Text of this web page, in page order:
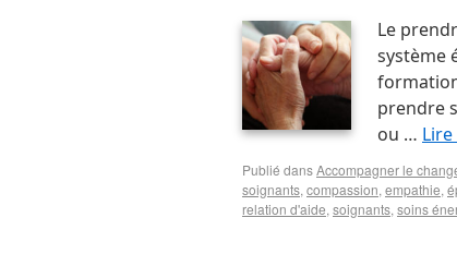
Le
système
prendre
ou …
Publié dansAccompagner le
soignants, compassion, empathie,
relation d'aide, soignants, soins